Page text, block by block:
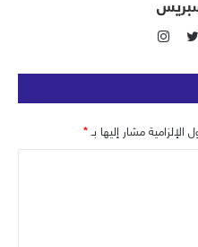
و
ي
ر
س
ت
ق
ر
الإلزامية مشار إليها بـ*